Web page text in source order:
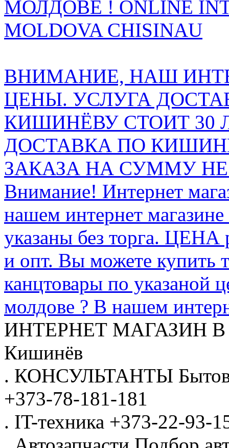
МОЛДОВЕ ! ONLINE
MOLDOVA CHISINAU
ВНИМАНИЕ, НАШ
ЦЕНЫ. УСЛУГА
КИШИНЁВУ СТОИТ 30
ДОСТАВКА ПО
ЗАКАЗА НА СУММУ НЕ
Внимание! Интернет
нашем интернет
указаны без торга.
и опт. Вы можете купить
канцтовары по указаной
молдове ? В нашем
ИНТЕРНЕТ МАГАЗИН
Кишинёв
. КОНСУЛЬТАНТЫ
+373-78-181-181
. IT-техника +373-22-93-